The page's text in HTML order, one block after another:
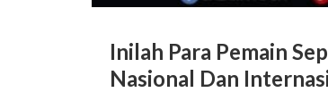
Inilah Para Pemain
Nasional Dan